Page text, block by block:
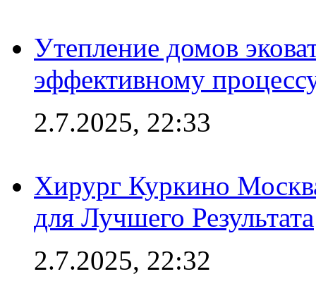
Утепление домов
эффективному
2.7.2025, 22:33
Хирург Куркино
для Лучшего Результата
2.7.2025, 22:32